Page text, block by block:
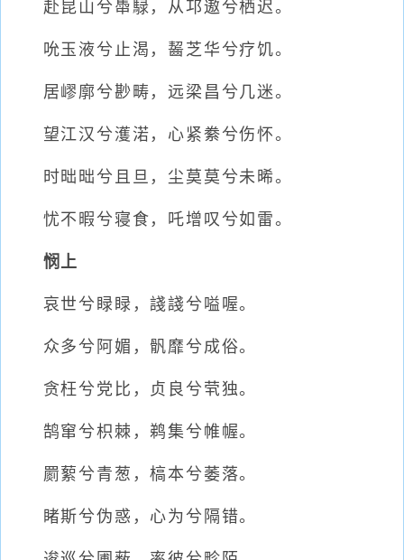
赴昆山兮馽騄，从邛遨兮栖迟。
吮玉液兮止渴，齧芝华兮疗饥。
居嵺廓兮尠畴，远梁昌兮几迷。
望江汉兮濩渃，心紧絭兮伤怀。
时昢昢兮且旦，尘莫莫兮未晞。
忧不暇兮寝食，吒增叹兮如雷。
悯上
哀世兮睩睩，諓諓兮嗌喔。
众多兮阿媚，骪靡兮成俗。
贪枉兮党比，贞良兮茕独。
鹄窜兮枳棘，鹈集兮帷幄。
罽蕠兮青葱，槁本兮萎落。
睹斯兮伪惑，心为兮隔错。